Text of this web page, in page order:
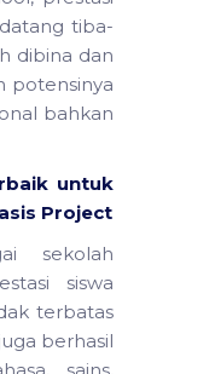
tiba-
dibina dan
potensinya
bahkan
untuk
Project
sekolah
siswa
terbatas
berhasil